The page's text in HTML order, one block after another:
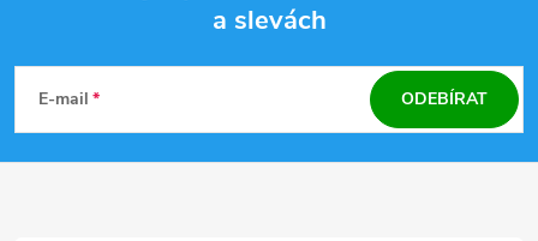
p
a slevách
E-mail ODEBÍRAT